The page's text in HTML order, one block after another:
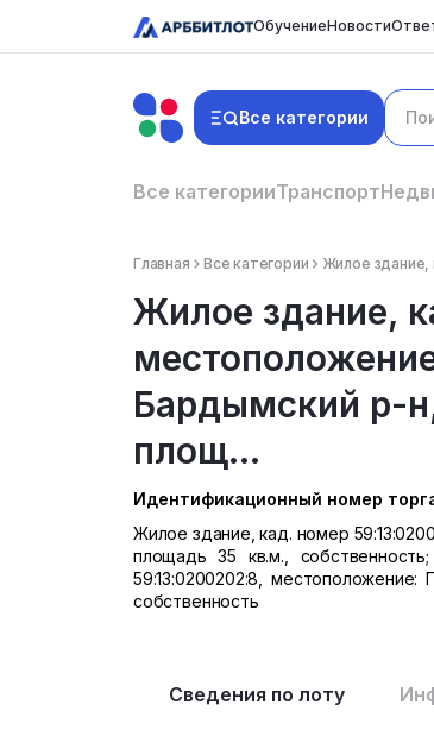
ОбучениеНовости
Все категории
Все категорииТранспорт
Главная Все категории Жилое здание,
Жилое здание,
Бардымский р-
площ...
Идентификационный номер
Жилое здание, кад. номер
площадь 35 кв.м.,
59:13:0200202:8,
собственность
Сведения по лоту